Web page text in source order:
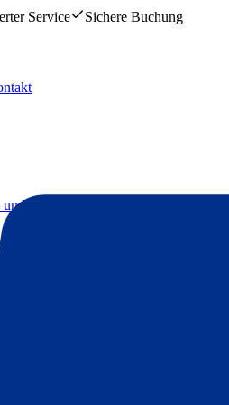
Service
Sichere Buchung
Musikevents